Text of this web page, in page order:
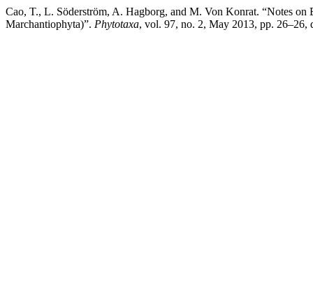
Cao, T., L. Söderström, A. Hagborg, and M. Von Konrat. “Notes
Marchantiophyta)”. Phytotaxa, vol. 97, no. 2, May 2013, pp. 26–26,